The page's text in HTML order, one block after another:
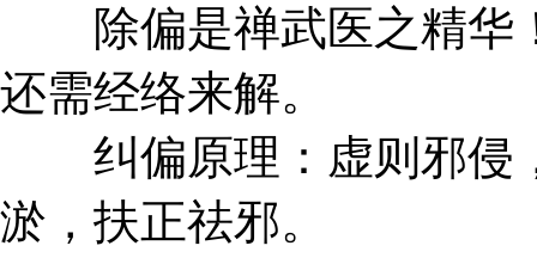
除偏是禅武医之精华
还需经络来解。
纠偏原理：虚则邪侵
淤，扶正祛邪。